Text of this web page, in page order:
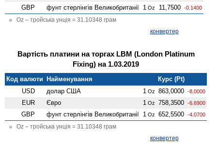
GBP фунт стерлінгів Велико­британії 1 Oz 11,7500 -0.1400
Oz – тройська унція = 31.10348 грам
конвертер
Вартість платини на торгах LBM (London Platinum
Fixing) на 1.03.2019
Код валюти Найменування
Курс (Pt)
USD
долар США 1 Oz 863,0000 -8.0000
EUR Євро 1 Oz 758,3500 -6.6900
GBP фунт стерлінгів Велико­британії 1 Oz 652,5500 -4.0700
Oz – тройська унція = 31.10348 грам
конвертер